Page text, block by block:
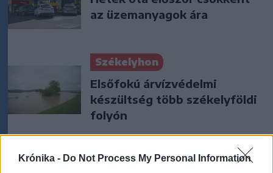
Krónika - Do Not Process My Personal Information
az üzemanyagok ára
Székelyhon
Elsőfokú árvízvédelmi
készültség több székelyföldi
folyón